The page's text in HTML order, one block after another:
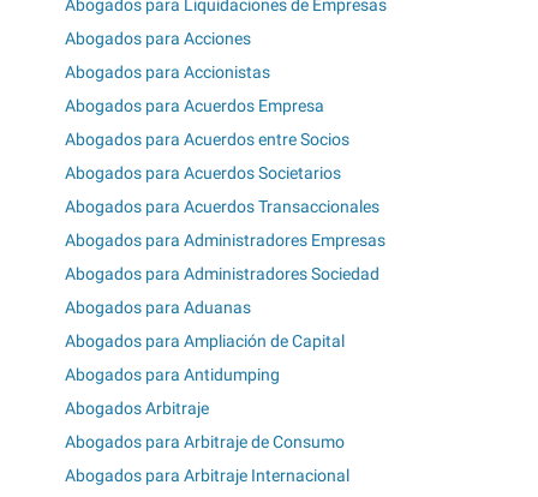
Abogados para Liquidaciones de Empresas
Abogados para Acciones
Abogados para Accionistas
Abogados para Acuerdos Empresa
Abogados para Acuerdos entre Socios
Abogados para Acuerdos Societarios
Abogados para Acuerdos Transaccionales
Abogados para Administradores Empresas
Abogados para Administradores Sociedad
Abogados para Aduanas
Abogados para Ampliación de Capital
Abogados para Antidumping
Abogados Arbitraje
Abogados para Arbitraje de Consumo
Abogados para Arbitraje Internacional